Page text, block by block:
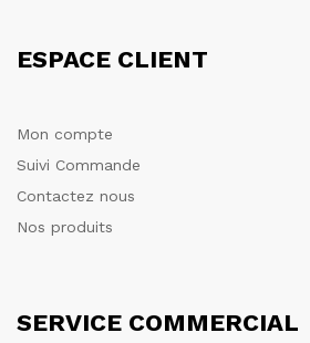
ESPACE CLIENT
Mon compte
Suivi Commande
Contactez nous
Nos produits
SERVICE COMMERCIAL